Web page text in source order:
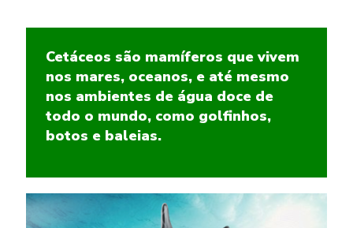
Cetáceos são mamíferos que vivem
nos mares, oceanos, e até mesmo
nos ambientes de água doce de
todo o mundo, como golfinhos,
botos e baleias.